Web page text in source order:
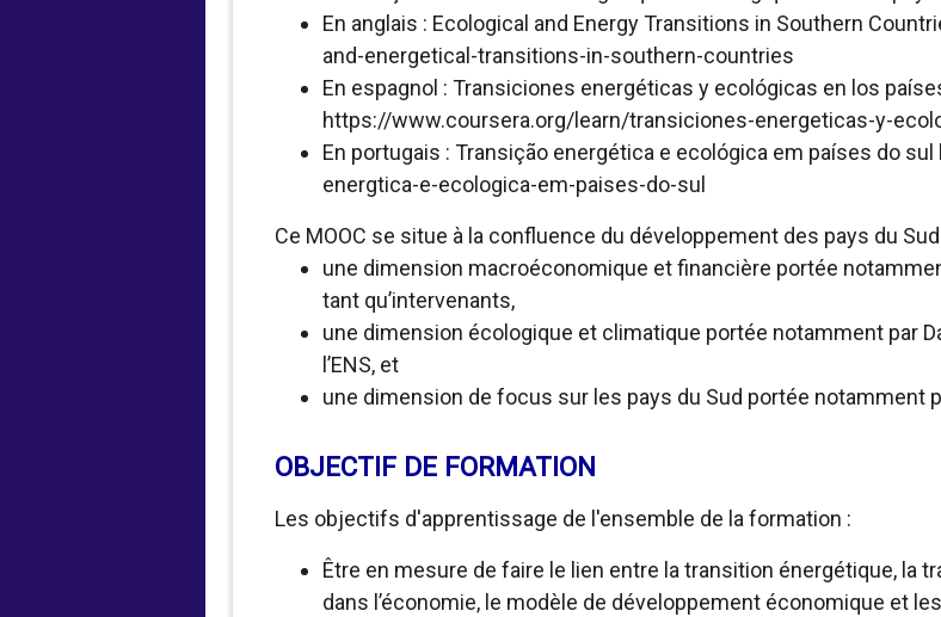
En anglais : Ecological and Energy Transitions in Southern
and-energetical-transitions-in-southern-countries
En espagnol : Transiciones energéticas y ecológicas en los
https://www.coursera.org/learn/transiciones-energeticas-y-
En portugais : Transição energética e ecológica em países do
energtica-e-ecologica-em-paises-do-sul
Ce MOOC se situe à la confluence du développement des pays du
une dimension macroéconomique et financière portée
tant qu’intervenants,
une dimension écologique et climatique portée notamment par
l’ENS, et
une dimension de focus sur les pays du Sud portée notamment
OBJECTIF DE FORMATION
Les objectifs d'apprentissage de l'ensemble de la formation :
Être en mesure de faire le lien entre la transition énergétique, la
dans l’économie, le modèle de développement économique et